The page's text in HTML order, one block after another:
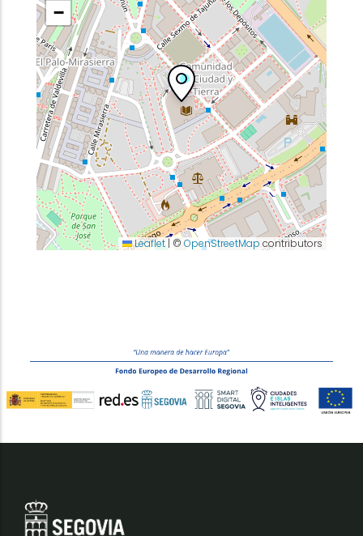
−
Leaflet | © OpenStreetMap contributors